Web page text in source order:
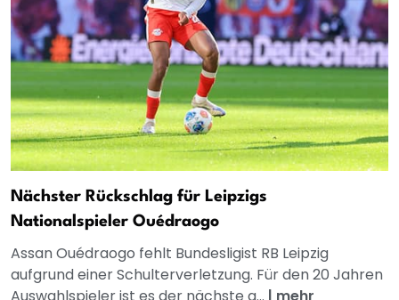
Nächster Rückschlag für Leipzigs
Nationalspieler Ouédraogo
Assan Ouédraogo fehlt Bundesligist RB Leipzig
aufgrund einer Schulterverletzung. Für den 20 Jahren
Auswahlspieler ist es der nächste g... | mehr